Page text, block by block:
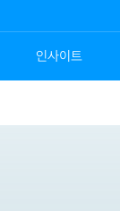
인사이트